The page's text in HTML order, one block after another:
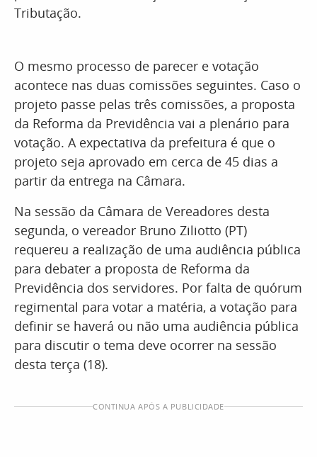
Tributação.
O mesmo processo de parecer e votação
acontece nas duas comissões seguintes. Caso o
projeto passe pelas três comissões, a proposta
da Reforma da Previdência vai a plenário para
votação. A expectativa da prefeitura é que o
projeto seja aprovado em cerca de 45 dias a
partir da entrega na Câmara.
Na sessão da Câmara de Vereadores desta
segunda, o vereador Bruno Ziliotto (PT)
requereu a realização de uma audiência pública
para debater a proposta de Reforma da
Previdência dos servidores. Por falta de quórum
regimental para votar a matéria, a votação para
definir se haverá ou não uma audiência pública
para discutir o tema deve ocorrer na sessão
desta terça (18).
CONTINUA APÓS A PUBLICIDADE